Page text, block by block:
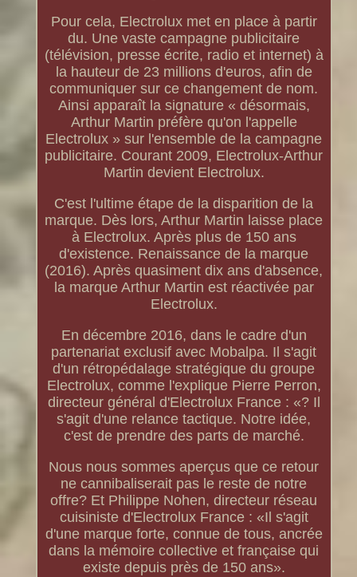
Pour cela, Electrolux met en place à partir
du. Une vaste campagne publicitaire
(télévision, presse écrite, radio et internet) à
la hauteur de 23 millions d'euros, afin de
communiquer sur ce changement de nom.
Ainsi apparaît la signature « désormais,
Arthur Martin préfère qu'on l'appelle
Electrolux » sur l'ensemble de la campagne
publicitaire. Courant 2009, Electrolux-Arthur
Martin devient Electrolux.
C'est l'ultime étape de la disparition de la
marque. Dès lors, Arthur Martin laisse place
à Electrolux. Après plus de 150 ans
d'existence. Renaissance de la marque
(2016). Après quasiment dix ans d'absence,
la marque Arthur Martin est réactivée par
Electrolux.
En décembre 2016, dans le cadre d'un
partenariat exclusif avec Mobalpa. Il s'agit
d'un rétropédalage stratégique du groupe
Electrolux, comme l'explique Pierre Perron,
directeur général d'Electrolux France : «? Il
s'agit d'une relance tactique. Notre idée,
c'est de prendre des parts de marché.
Nous nous sommes aperçus que ce retour
ne cannibaliserait pas le reste de notre
offre? Et Philippe Nohen, directeur réseau
cuisiniste d'Electrolux France : «Il s'agit
d'une marque forte, connue de tous, ancrée
dans la mémoire collective et française qui
existe depuis près de 150 ans».